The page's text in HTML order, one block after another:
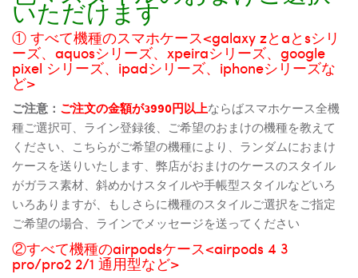
いただけます
① すべて機種のスマホケース<galaxy zとaとsシリ
ーズ、aquosシリーズ、xpeiraシリーズ、google
pixel シリーズ、ipadシリーズ、iphoneシリーズな
ど>
ご注意： ご注文の金額が3990円以上ならばスマホケース全機
種ご選択可、ライン登録後、ご希望のおまけの機種を教えて
ください、こちらがご希望の機種により、ランダムにおまけ
ケースを送りいたします、弊店がおまけのケースのスタイル
がガラス素材、斜めかけスタイルや手帳型スタイルなどいろ
いろありますが、もしさらに機種のスタイルご選択をご指定
ご希望の場合、ラインでメッセージを送ってください
②すべて機種のairpodsケース<airpods 4 3
pro/pro2 2/1 通用型など>